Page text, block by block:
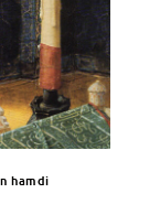
hamdi